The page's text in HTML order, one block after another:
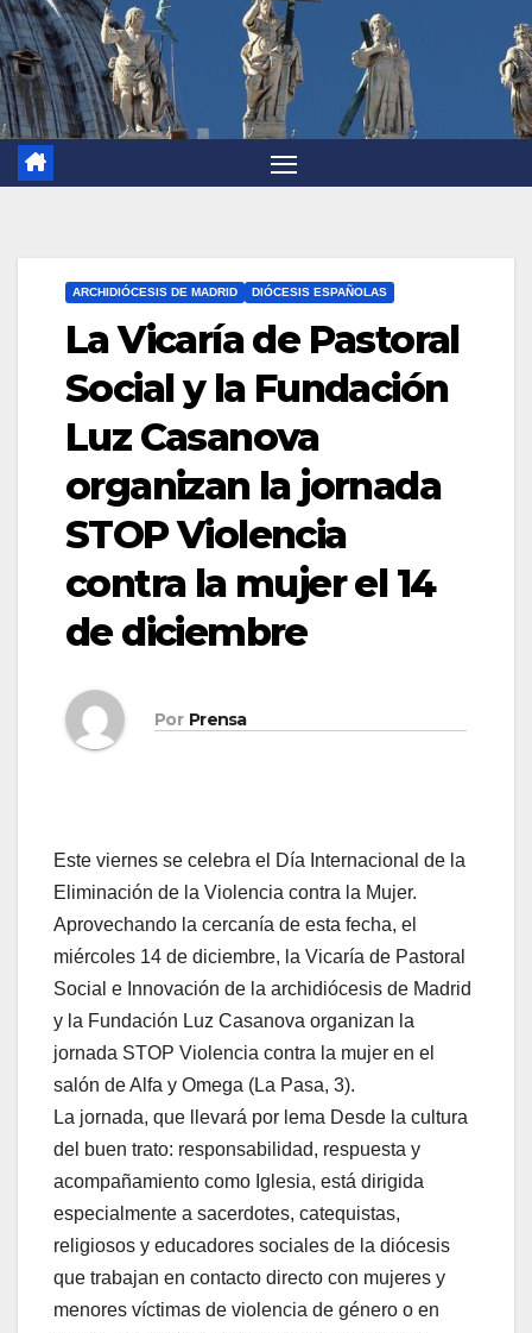
ARCHIDIÓCESIS DE MADRID DIÓCESIS ESPAÑOLAS
La Vicaría de Pastoral
Social y la Fundación
Luz Casanova
organizan la jornada
STOP Violencia
contra la mujer el 14
de diciembre
Por Prensa
Este viernes se celebra el Día Internacional de la
Eliminación de la Violencia contra la Mujer.
Aprovechando la cercanía de esta fecha, el
miércoles 14 de diciembre, la Vicaría de Pastoral
Social e Innovación de la archidiócesis de Madrid
y la Fundación Luz Casanova organizan la
jornada STOP Violencia contra la mujer en el
salón de Alfa y Omega (La Pasa, 3).
La jornada, que llevará por lema Desde la cultura
del buen trato: responsabilidad, respuesta y
acompañamiento como Iglesia, está dirigida
especialmente a sacerdotes, catequistas,
religiosos y educadores sociales de la diócesis
que trabajan en contacto directo con mujeres y
menores víctimas de violencia de género o en